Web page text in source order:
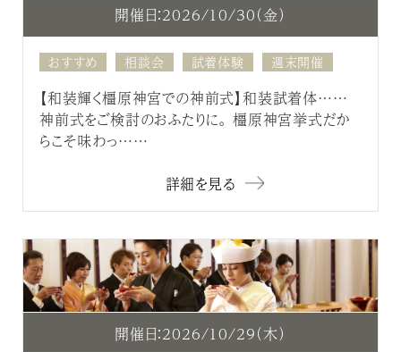
開催日：2026/10/30（金）
おすすめ 相談会 試着体験 週末開催
【和装輝く橿原神宮での神前式】和装試着体……
神前式をご検討のおふたりに。 橿原神宮挙式だか
らこそ味わっ……
詳細を見る
開催日：2026/10/29（木）